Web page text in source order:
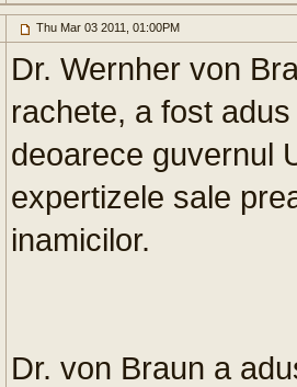
Thu Mar 03 2011, 01:00PM
Dr. Wernher von
rachete, a fost
deoarece guvernul
expertizele sale
inamicilor.
Dr. von Braun a